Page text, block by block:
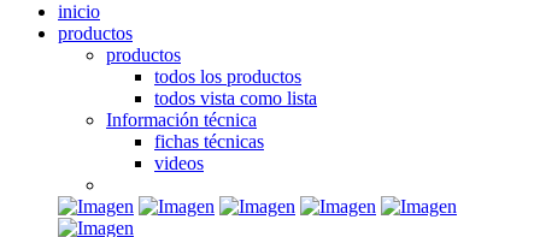
inicio
productos
productos
todos los productos
todos vista como lista
Información técnica
fichas técnicas
videos